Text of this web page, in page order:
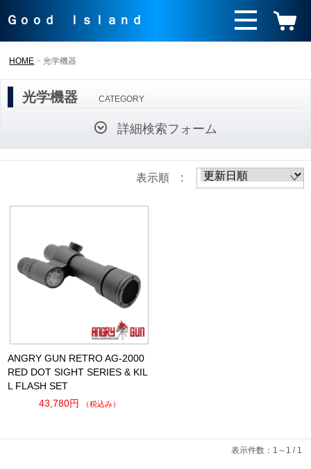
Ｇｏｏｄ Ｉｓｌａｎｄ
HOME 光学機器
光学機器 CATEGORY
詳細検索フォーム
表示順 :
ANGRY GUN RETRO AG-2000
RED DOT SIGHT SERIES & KIL
L FLASH SET
43,780円
（税込み）
表示件数：1～1 / 1